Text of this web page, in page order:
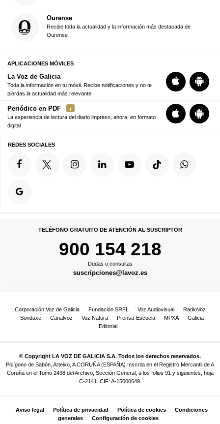
Ourense
Recibe toda la actualidad y la información más destacada de
Ourense
APLICACIONES MÓVILES
La Voz de Galicia
Toda la información en tu móvil. Recibe notificaciones y no te
pierdas la actualidad más relevante
Periódico en PDF
La experiencia de lectura del diario impreso, ahora, en formato
digital
REDES SOCIALES
TELÉFONO GRATUITO DE ATENCIÓN AL SUSCRIPTOR
900 154 218
Dudas o consultas
suscripciones@lavoz.es
Corporación Voz de Galicia Fundación SRFL Voz Audiovisual
RadioVoz
Sondaxe
Canalvoz Voz Natura Prensa-Escuela MPXA
Galicia
Editorial
© Copyright LA VOZ DE GALICIA S.A. Todos los derechos reservados.
Polígono de Sabón, Arteixo, A CORUÑA (ESPAÑA) Inscrita en el Registro Mercantil de A
Coruña en el Tomo 2438 del Archivo, Sección General, a los folios 91 y siguientes, hoja
C-2141. CIF: A-15000649.
Aviso legal Política de privacidad Política de cookies
Condiciones
generales
Configuración de cookies